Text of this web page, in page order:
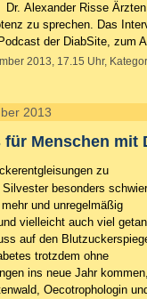
Dr. Alexander Risse
zu sprechen. Das
der DiabSite, zum
2013, 17.15 Uhr,
2013
Menschen mit
zu
besonders
und unregelmäßig
vielleicht auch viel
auf den
trotzdem ohne
ins neue Jahr
Oecotrophologin